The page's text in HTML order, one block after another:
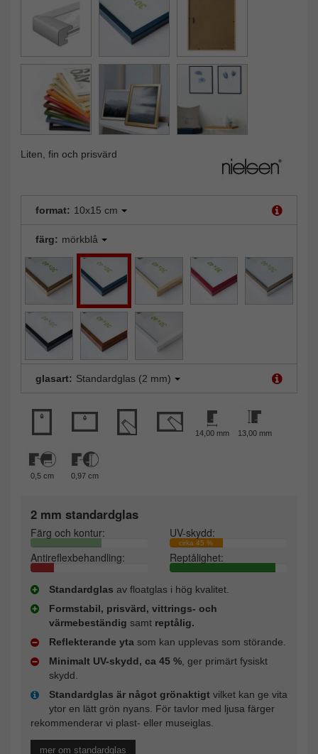
Liten, fin och prisvärd
format: 10x15 cm
färg: mörkblå
glasart: Standardglas (2 mm)
14,00 mm 13,00 mm
0,5 cm 0,97 cm
2 mm standardglas
Färg och kontur: UV-skydd:
cirka 45 %
Antireflexbehandling: Reptålighet:
Standardglas av floatglas i hög kvalitet.
Formstabil, prisvärd, vittrings- och
värmebeständig samt reptålig.
Reflekterande yta som kan upplevas som störande.
Minimalt UV-skydd, ca 45 % , ger primärt fysiskt
skydd.
Standardglas är något grönaktigt vilket kan ge vita
ytor en lätt grön nyans. För tavlor med ljusa färger
rekommenderar vi plast- eller museiglas.
mer om standardglas